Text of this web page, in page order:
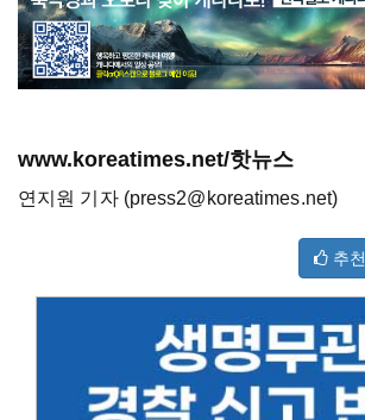
www.koreatimes.net/핫뉴스
연지원 기자 (press2@koreatimes.net)
추천